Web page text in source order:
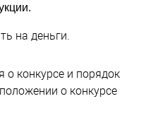
на деньги.
конкурсе и порядок
о конкурсе